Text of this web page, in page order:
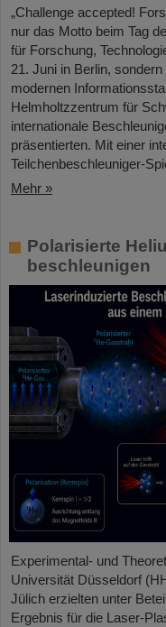
„Challenge accepted!
nur das Motto beim Tag
für Forschung,
21. Juni in Berlin,
modernen
Helmholtzzentrum für
internationale
präsentierten. Mit einer
Teilchenbeschleuniger-
Mehr »
Polarisierte
beschleunigen
Experimental- und
Universität Düsseldorf
Jülich erzielten unter
Ergebnis für die Laser-